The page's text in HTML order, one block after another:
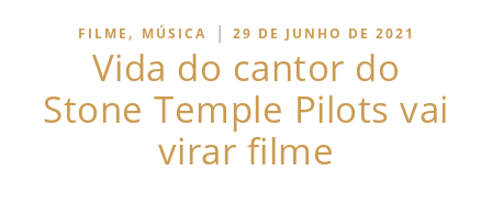
FILME , MÚSICA | 29 DE JUNHO DE 2021
Vida do cantor do
Stone Temple Pilots vai
virar filme